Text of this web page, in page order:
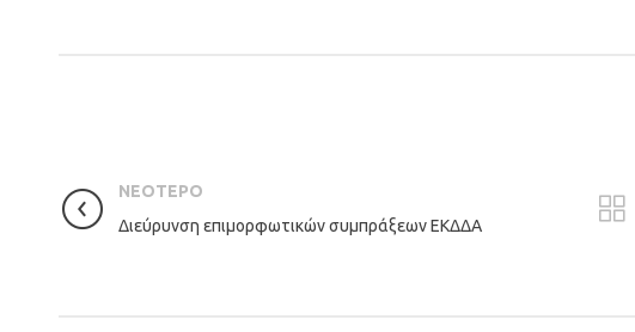
ΝΕΟΤΕΡΟ
Διεύρυνση επιμορφωτικών συμπράξεων ΕΚΔΔΑ